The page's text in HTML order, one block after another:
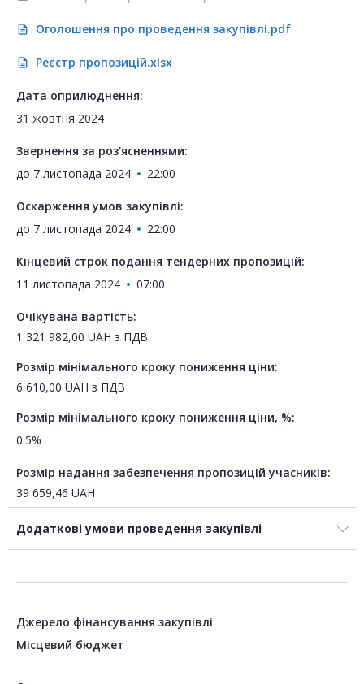
description Оголошення про проведення закупівлі.pdf
description Реєстр пропозицій.xlsx
Дата оприлюднення:
31 жовтня 2024
Звернення за роз'ясненнями:
до 7 листопада 2024 22:00
Оскарження умов закупівлі:
до 7 листопада 2024 22:00
Кінцевий строк подання тендерних пропозицій:
11 листопада 2024
07:00
Очікувана вартість:
1 321 982,00 UAH з ПДВ
Розмір мінімального кроку пониження ціни:
6 610,00 UAH з ПДВ
Розмір мінімального кроку пониження ціни, %:
0.5%
Розмір надання забезпечення пропозицій учасників:
39 659,46 UAH
Додаткові умови проведення закупівлі
Джерело фінансування закупівлі
Місцевий бюджет